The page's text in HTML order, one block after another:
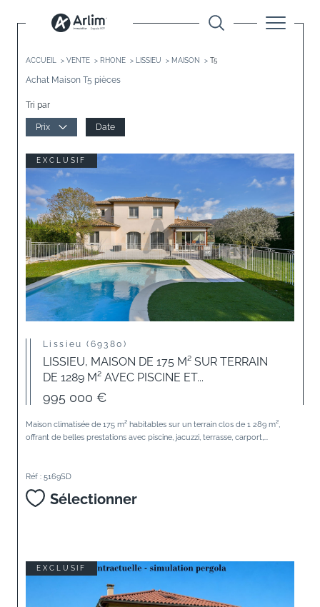
ACCUEIL VENTE RHONE LISSIEU MAISON T5
Achat Maison T5 pièces
Tri par
Prix Date
EXCLUSIF
Lissieu (69380)
LISSIEU, MAISON DE 175 M² SUR TERRAIN
DE 1289 M² AVEC PISCINE ET...
995 000 €
Maison climatisée de 175 m² habitables sur un terrain clos de 1 289 m²,
offrant de belles prestations avec piscine, jacuzzi, terrasse, carport,...
Réf : 5169SD
Sélectionner
EXCLUSIF